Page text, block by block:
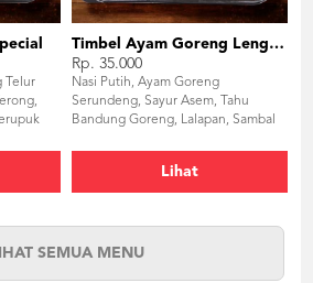
Telur
Timbel Ayam Goreng Lengkuas
Rp. 35.000
Nasi Putih, Ayam Goreng
Serundeng, Sayur Asem, Tahu
Bandung Goreng, Lalapan, Sambal
Lihat
SEMUA MENU